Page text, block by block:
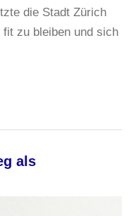
die Stadt Zürich
zu bleiben und sich
als